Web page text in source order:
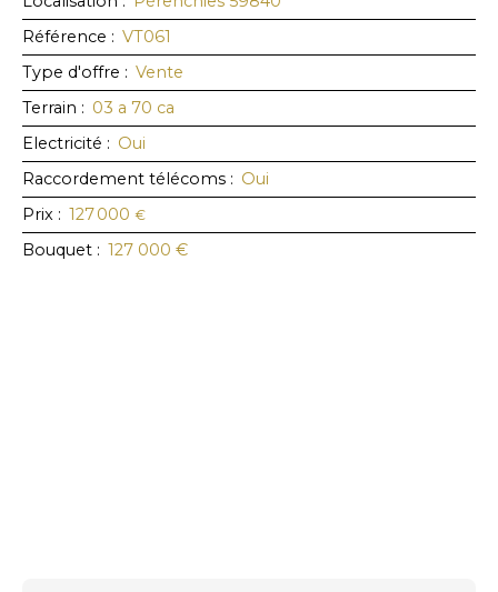
Référence : VT061
Type d'offre : Vente
Terrain : 03 a 70 ca
Electricité : Oui
Raccordement télécoms : Oui
Prix : 127 000 €
Bouquet : 127 000 €